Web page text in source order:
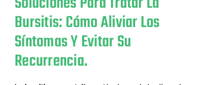
Bursitis: Cómo Aliviar Los
Síntomas Y Evitar Su
Recurrencia.